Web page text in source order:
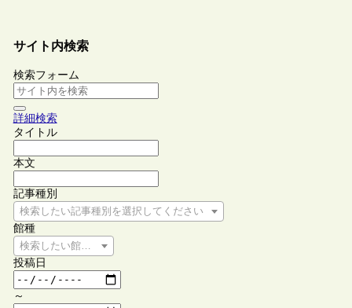
サイト内検索
検索フォーム
詳細検索
タイトル
本文
記事種別
検索したい記事種別を選択してください
館種
検索したい館種を選択してください
投稿日
～